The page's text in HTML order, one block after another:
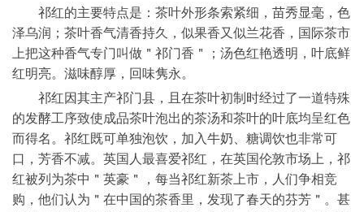
祁红的主要特点是：茶叶外形条索紧细，苗秀显毫，色
泽乌润；茶叶香气清香持久，似果香又似兰花香，国际茶市
上把这种香气专门叫做＂祁门香＂；汤色红艳透明，叶底鲜
红明亮。滋味醇厚，回味隽永。
祁红因其主产祁门县，且在茶叶初制时经过了一道特殊
的发酵工序致使成品茶叶泡出的茶汤和茶叶的叶底均呈红色
而得名。祁红既可单独泡饮，加入牛奶、糖调饮也非常可
口，芳香不减。英国人最喜爱祁红，在英国伦敦市场上，祁
红被列为茶中＂英豪＂，每当祁红新茶上市，人们争相竞
购，他们认为＂在中国的茶香里，发现了春天的芬芳＂。甚